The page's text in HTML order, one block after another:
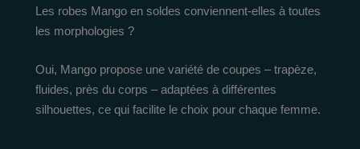
Les robes Mango en soldes conviennent-elles à toutes
les morphologies ?
Oui, Mango propose une variété de coupes – trapèze,
fluides, près du corps – adaptées à différentes
silhouettes, ce qui facilite le choix pour chaque femme.